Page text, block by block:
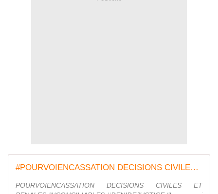
#POURVOIENCASSATION DECISIONS CIVILES ET... - Association Aide Entreprise | Facebook
POURVOIENCASSATION DECISIONS CIVILES ET